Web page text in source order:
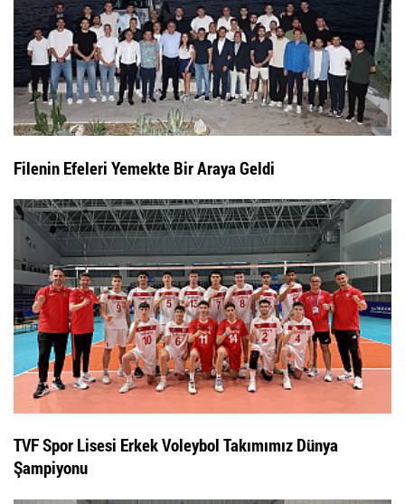
Filenin Efeleri Yemekte Bir Araya Geldi
TVF Spor Lisesi Erkek Voleybol Takımımız Dünya
Şampiyonu